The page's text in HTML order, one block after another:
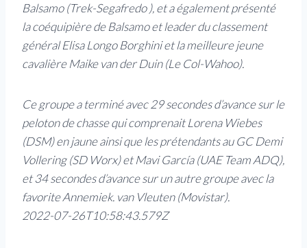
Balsamo (Trek-Segafredo ), et a également présenté
la coéquipière de Balsamo et leader du classement
général Elisa Longo Borghini et la meilleure jeune
cavalière Maike van der Duin (Le Col-Wahoo).
Ce groupe a terminé avec 29 secondes d’avance sur le
peloton de chasse qui comprenait Lorena Wiebes
(DSM) en jaune ainsi que les prétendants au GC Demi
Vollering (SD Worx) et Mavi García (UAE Team ADQ),
et 34 secondes d’avance sur un autre groupe avec la
favorite Annemiek. van Vleuten (Movistar).
2022-07-26T10:58:43.579Z